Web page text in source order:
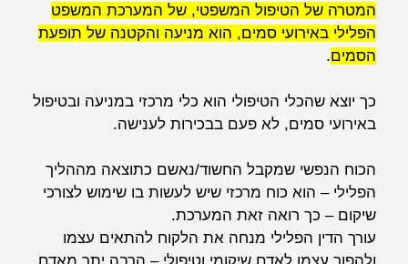
המטרה של הטיפול המשפטי, של המערכת המשפט
הפלילי באירועי סמים, הוא מניעה והקטנה של תופעת
הסמים.
כך יוצא שהכלי הטיפולי הוא כלי מרכזי במניעה ובטיפול
באירועי סמים, לא פעם בבכירות לענישה.
הכוח הנפשי שמקבל החשוד/נאשם כתוצאה מההליך
הפלילי – הוא כוח מרכזי שיש לעשות בו שימוש לצורכי
שיקום – כך רואה זאת המערכת.
עורך הדין הפלילי מנחה את הלקוח להתאים עצמו
ולהפוך עצמו לאדם שיקומי וטיפולי – הרבה יתר מאדם